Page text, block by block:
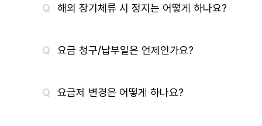
해외 장기체류 시 정지는 어떻게 하나요?
요금 청구/납부일은 언제인가요?
요금제 변경은 어떻게 하나요?